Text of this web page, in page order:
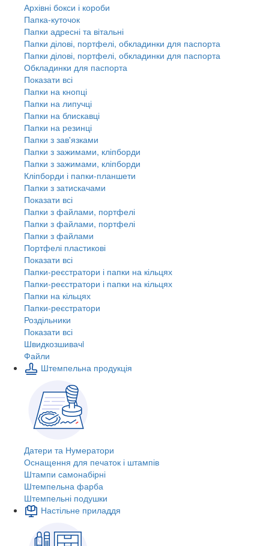
Архівні бокси і короби
Папка-куточок
Папки адресні та вітальні
Папки ділові, портфелі, обкладинки для паспорта
Папки ділові, портфелі, обкладинки для паспорта
Обкладинки для паспорта
Показати всі
Папки на кнопці
Папки на липучці
Папки на блискавці
Папки на резинці
Папки з зав'язками
Папки з зажимами, кліпборди
Папки з зажимами, кліпборди
Кліпборди і папки-планшети
Папки з затискачами
Показати всі
Папки з файлами, портфелі
Папки з файлами, портфелі
Папки з файлами
Портфелі пластикові
Показати всі
Папки-реєстратори і папки на кільцях
Папки-реєстратори і папки на кільцях
Папки на кільцях
Папки-реєстратори
Роздільники
Показати всі
Швидкозшивачi
Файли
Штемпельна продукція
Датери та Нумератори
Оснащення для печаток і штампів
Штампи самонабірні
Штемпельна фарба
Штемпельні подушки
Настільне приладдя